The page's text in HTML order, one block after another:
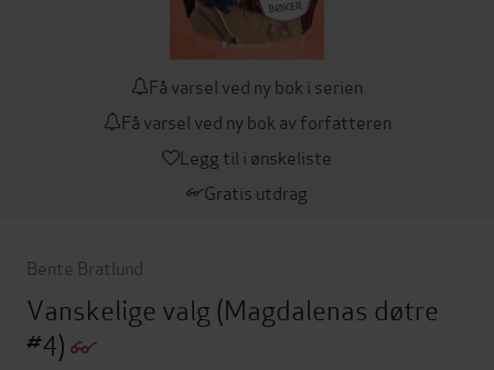
Få varsel ved ny bok i serien
Få varsel ved ny bok av forfatteren
Legg til i ønskeliste
Gratis utdrag
Bente Bratlund
Vanskelige valg (Magdalenas døtre
#4)